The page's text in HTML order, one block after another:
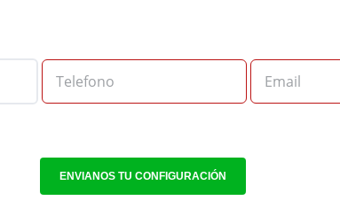
ENVIANOS TU CONFIGURACIÓN